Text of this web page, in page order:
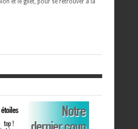
et le gilet, pour se retrouver à la